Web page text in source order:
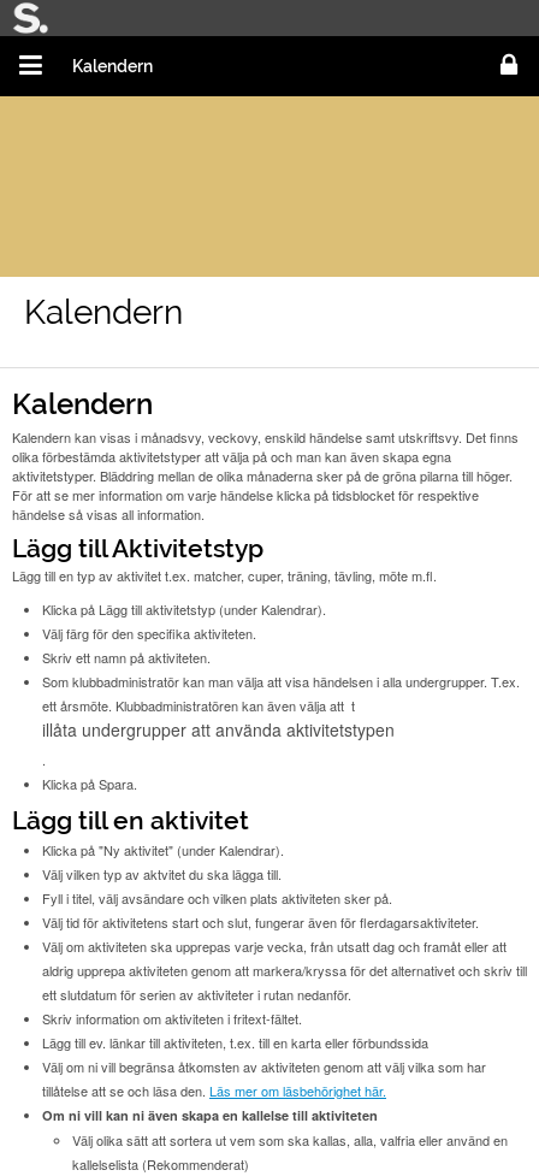
Kalendern
Kalendern
Kalendern
Kalendern kan visas i månadsvy, veckovy, enskild händelse samt utskriftsvy. Det finns
olika förbestämda aktivitetstyper att välja på och man kan även skapa egna
aktivitetstyper. Bläddring mellan de olika månaderna sker på de gröna pilarna till höger.
För att se mer information om varje händelse klicka på tidsblocket för respektive
händelse så visas all information.
Lägg till Aktivitetstyp
Lägg till en typ av aktivitet t.ex. matcher, cuper, träning, tävling, möte m.fl.
Klicka på Lägg till aktivitetstyp (under Kalendrar).
Välj färg för den specifika aktiviteten.
Skriv ett namn på aktiviteten.
Som klubbadministratör kan man välja att visa händelsen i alla undergrupper. T.ex.
ett årsmöte. Klubbadministratören kan även välja att t
illåta undergrupper att använda aktivitetstypen
.
Klicka på Spara.
Lägg till en aktivitet
Klicka på "Ny aktivitet" (under Kalendrar).
Välj vilken typ av aktvitet du ska lägga till.
Fyll i titel, välj avsändare och vilken plats aktiviteten sker på.
Välj tid för aktivitetens start och slut, fungerar även för flerdagarsaktiviteter.
Välj om aktiviteten ska upprepas varje vecka, från utsatt dag och framåt eller att
aldrig upprepa aktiviteten genom att markera/kryssa för det alternativet och skriv till
ett slutdatum för serien av aktiviteter i rutan nedanför.
Skriv information om aktiviteten i fritext-fältet.
Lägg till ev. länkar till aktiviteten, t.ex. till en karta eller förbundssida
Välj om ni vill begränsa åtkomsten av aktiviteten genom att välj vilka som har
tillåtelse att se och läsa den. Läs mer om läsbehörighet här.
Om ni vill kan ni även skapa en kallelse till aktiviteten
Välj olika sätt att sortera ut vem som ska kallas, alla, valfria eller använd en
kallelselista (Rekommenderat)